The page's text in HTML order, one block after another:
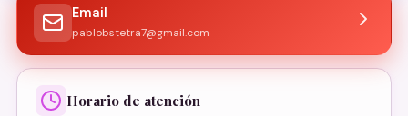
Email
pablobstetra7@gmail.com
Horario de atención